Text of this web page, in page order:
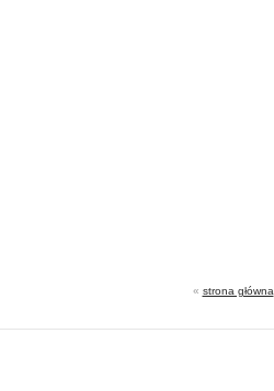
« strona główna